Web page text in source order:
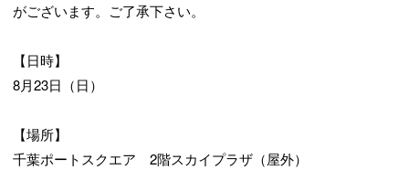
がございます。ご了承下さい。
【日時】
8月23日（日）
【場所】
千葉ポートスクエア 2階スカイプラザ（屋外）